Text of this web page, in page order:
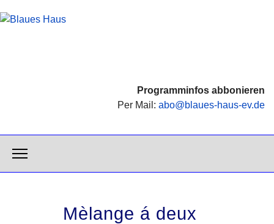
Programminfos abbonieren
Per Mail: abo@blaues-haus-ev.de
Mèlange á deux